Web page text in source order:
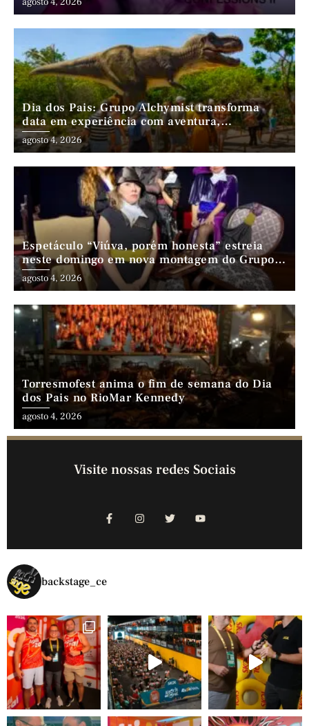
Dia dos Pais: Grupo Alchymist transforma
data em experiência com aventura,
gastronomia e lazer em família
agosto 4, 2026
Espetáculo “Viúva, porém honesta” estreia
neste domingo em nova montagem do Grupo
Comédia Cearense
agosto 4, 2026
Torresmofest anima o fim de semana do Dia
dos Pais no RioMar Kennedy
agosto 4, 2026
Visite nossas redes Sociais
backstage_ce